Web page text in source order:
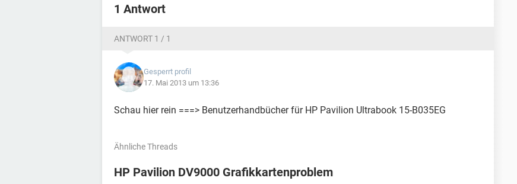
1 Antwort
ANTWORT 1 / 1
Gesperrt profil
17. Mai 2013 um 13:36
Schau hier rein ===> Benutzerhandbücher für HP Pavilion Ultrabook 15-B035EG
Ähnliche Threads
HP Pavilion DV9000 Grafikkartenproblem